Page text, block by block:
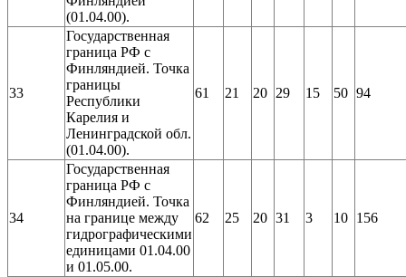
(01.04.00).
33
Государственная
граница РФ с
Финляндией. Точка
границы
Республики
Карелия и
Ленинградской обл.
(01.04.00).
61 21 20 29 15 50 94
34
Государственная
граница РФ с
Финляндией. Точка
на границе между
гидрографическими
единицами 01.04.00
и 01.05.00.
62 25 20 31 3 10 156